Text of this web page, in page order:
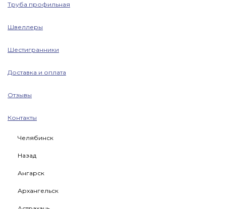
Труба профильная
Швеллеры
Шестигранники
Доставка и оплата
Отзывы
Контакты
Челябинск
Назад
Ангарск
Архангельск